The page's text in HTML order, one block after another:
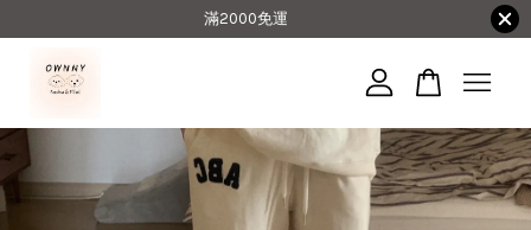
滿2000免運
您的購物車目前還是空的。
繼續購物